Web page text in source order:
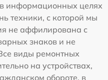
информационных целях
техники, с которой мы
не аффилирована с
знаков и не
виды ремонтных
на устройствах,
обороте, в